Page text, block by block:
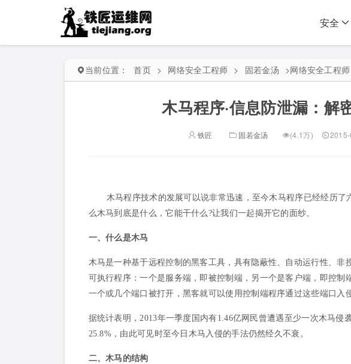
安全
当前位置： 首页 > 网络安全工程师 > 固若金汤 >网络安全工程
木马程序·信息防泄漏：解
铁匠 固若金汤 (4.1万)
木马程序技术的发展可以说非常迅速，至今木马程序已经经历了
么木马到底是什么，它能干什么?让我们一起揭开它的面纱。
一、什么是木马
木马是一种基于远程控制的黑客工具，具有隐蔽性、自动运行性、非
可执行程序：一个是服务端，即被控制端，另一个是客户端，即控制
一个或几个端口被打开，黑客就可以使用控制端程序通过这些端口入
据统计表明，2013年一季度国内有1.46亿网民曾遭遇至少一次木马侵
25.8%，由此可见时至今日木马入侵的手法仍然经久不衰。
二、木马的结构